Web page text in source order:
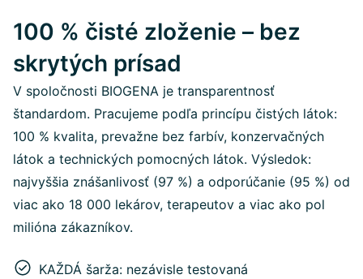
100 % čisté zloženie – bez
skrytých prísad
V spoločnosti BIOGENA je transparentnosť
štandardom. Pracujeme podľa princípu čistých látok:
100 % kvalita, prevažne bez farbív, konzervačných
látok a technických pomocných látok. Výsledok:
najvyššia znášanlivosť (97 %) a odporúčanie (95 %) od
viac ako 18 000 lekárov, terapeutov a viac ako pol
milióna zákazníkov.
KAŽDÁ šarža: nezávisle testovaná